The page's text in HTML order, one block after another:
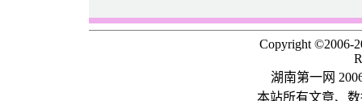
Copyright ©2006-
湖南第一网
本站所有文章、